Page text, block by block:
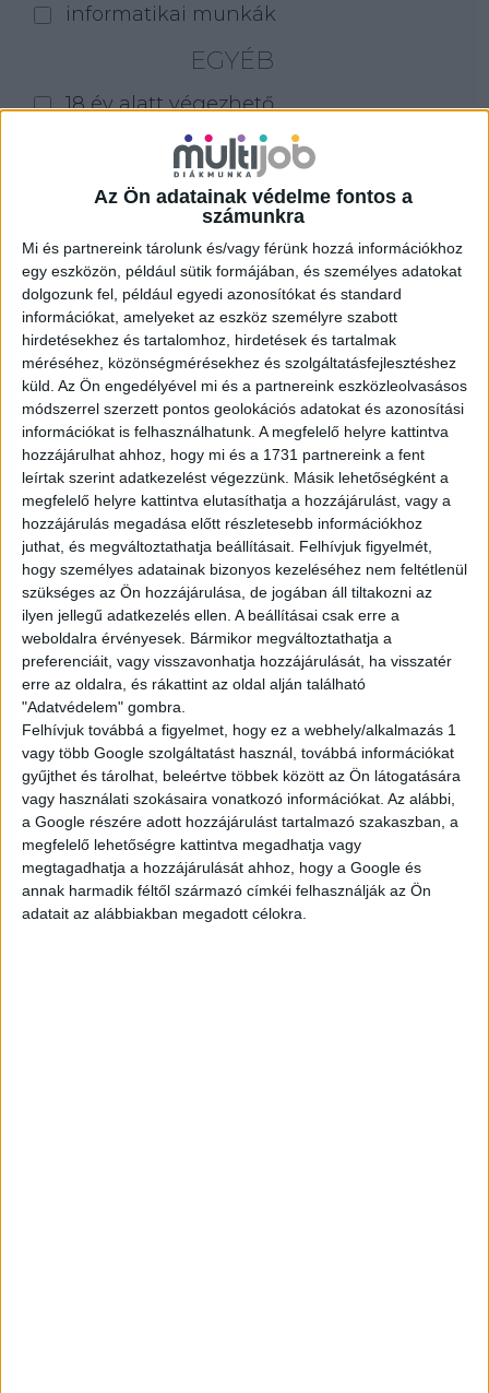
Az Ön adatainak védelme fontos a
számunkra
Mi és partnereink tárolunk és/vagy férünk hozzá információkhoz
egy eszközön, például sütik formájában, és személyes adatokat
dolgozunk fel, például egyedi azonosítókat és standard
információkat, amelyeket az eszköz személyre szabott
hirdetésekhez és tartalomhoz, hirdetések és tartalmak
méréséhez, közönségmérésekhez és szolgáltatásfejlesztéshez
küld. Az Ön engedélyével mi és a partnereink eszközleolvasásos
módszerrel szerzett pontos geolokációs adatokat és azonosítási
információkat is felhasználhatunk. A megfelelő helyre kattintva
hozzájárulhat ahhoz, hogy mi és a 1731 partnereink a fent
leírtak szerint adatkezelést végezzünk. Másik lehetőségként a
megfelelő helyre kattintva elutasíthatja a hozzájárulást, vagy a
hozzájárulás megadása előtt részletesebb információkhoz
juthat, és megváltoztathatja beállításait. Felhívjuk figyelmét,
hogy személyes adatainak bizonyos kezeléséhez nem feltétlenül
szükséges az Ön hozzájárulása, de jogában áll tiltakozni az
ilyen jellegű adatkezelés ellen. A beállításai csak erre a
weboldalra érvényesek. Bármikor megváltoztathatja a
preferenciáit, vagy visszavonhatja hozzájárulását, ha visszatér
erre az oldalra, és rákattint az oldal alján található
"Adatvédelem" gombra.
Felhívjuk továbbá a figyelmet, hogy ez a webhely/alkalmazás 1
vagy több Google szolgáltatást használ, továbbá információkat
gyűjthet és tárolhat, beleértve többek között az Ön látogatására
vagy használati szokásaira vonatkozó információkat. Az alábbi,
a Google részére adott hozzájárulást tartalmazó szakaszban, a
megfelelő lehetőségre kattintva megadhatja vagy
megtagadhatja a hozzájárulását ahhoz, hogy a Google és
annak harmadik féltől származó címkéi felhasználják az Ön
adatait az alábbiakban megadott célokra.
VEVŐSZOLGÁLATI
MUNKA
Budapest XXI. kerület
18 év alatt nem végezhető
2.186,-Ft/óra
informatikai munkák
EGYÉB
18 év alatt végezhető
for foreigners (külföldieknek)
homeoffice
Szűrés